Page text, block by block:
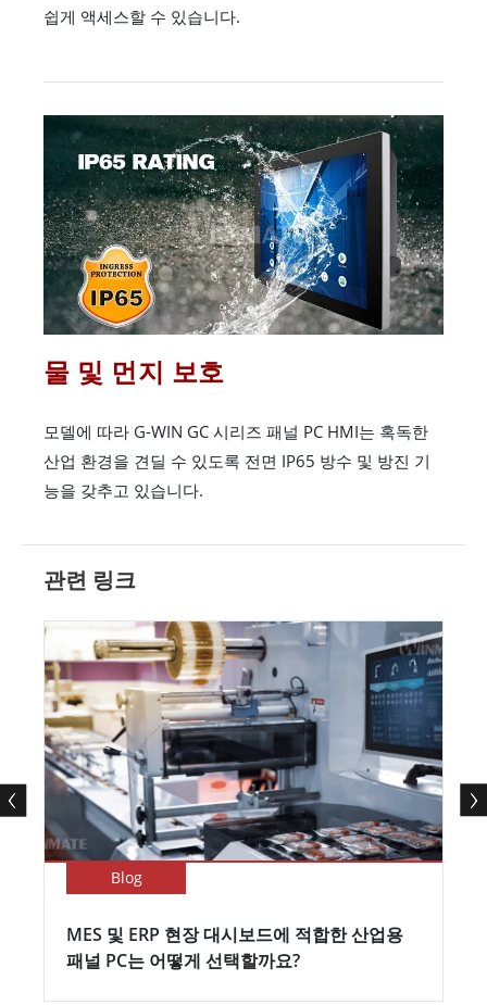
쉽게 액세스할 수 있습니다.
물 및 먼지 보호
모델에 따라 G-WIN GC 시리즈 패널 PC HMI는 혹독한
산업 환경을 견딜 수 있도록 전면 IP65 방수 및 방진 기
능을 갖추고 있습니다.
관련 링크
Blog
MES 및 ERP 현장 대시보드에 적합한 산업용
패널 PC는 어떻게 선택할까요?